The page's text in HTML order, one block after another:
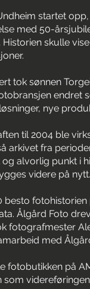
startet
med 50-
Historien skulle
tok sønnen
endret
nye
til 2004 ble
arkivet fra
og alvorlig punkt i
videre på nytt.
besto
Ålgård Foto
fotografmester
med
fotobutikken på
som